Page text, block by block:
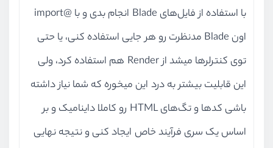
با استفاده از فایل‌های Blade انجام بدی و با @import
اون Blade مدنظرت رو هر جایی استفاده کنی، یا حتی
توی کنترلرها میشد از Render هم استفاده کرد، ولی
این قابلیت بیشتر به درد این میخوره که شما نیاز داشته
باشی کدها و تگ‌های HTML رو کاملا داینامیک و بر
اساس یک سری فرآیند خاص ایجاد کنی و نتیجه نهایی